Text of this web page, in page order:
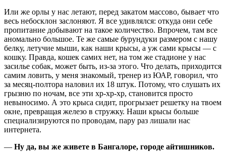
Или же орлы у нас летают, перед закатом массово, бывает что
весь небосклон заслоняют. Я все удивлялся: откуда они себе
пропитание добывают на такое количество. Впрочем, там все
аномально большое. Те же самые бурундуки размером с нашу
белку, летучие мыши, как наши крысы, а уж сами крысы — с
кошку. Правда, кошек самих нет, на том же стадионе у нас
засилье собак, может быть, из-за этого. Что делать, приходится
самим ловить, у меня знакомый, тренер из ЮАР, говорил, что
за месяц-полтора наловил их 18 штук. Потому, что слушать их
грызню по ночам, все эти хр-хр-хр, становится просто
невыносимо. А это крыса сидит, прогрызает решетку на твоем
окне, превращая железо в стружку. Наши крысы больше
специализируются по проводам, пару раз лишали нас
интернета.
— Ну да, вы же живете в Бангалоре, городе айтишников.